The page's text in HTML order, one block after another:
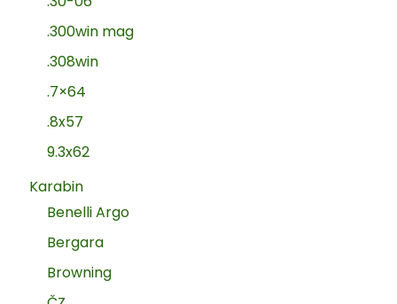
.300win mag
.308win
.7×64
.8x57
9.3x62
Karabin
Benelli Argo
Bergara
Browning